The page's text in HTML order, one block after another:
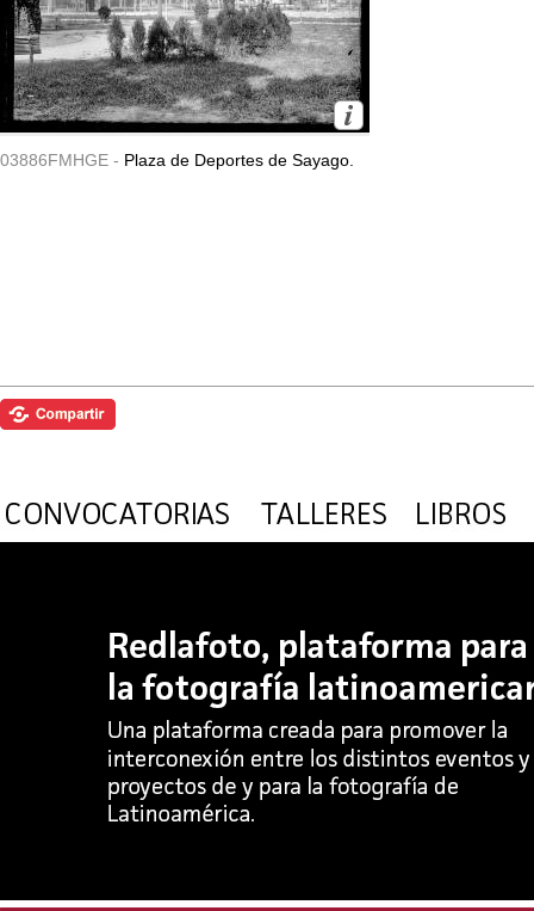
03886FMHGE - Plaza de Deportes de Sayago.